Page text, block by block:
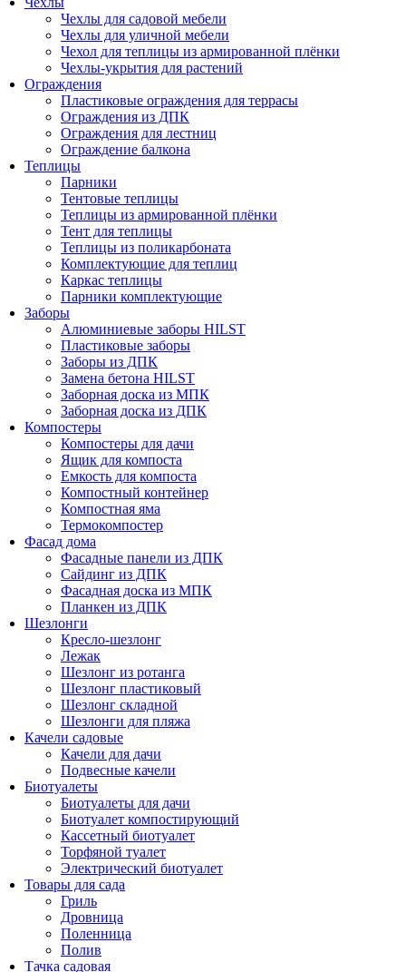
Чехлы для садовой мебели
Чехлы для уличной мебели
Чехол для теплицы из армированной плёнки
Чехлы-укрытия для растений
Ограждения
Пластиковые ограждения для террасы
Ограждения из ДПК
Ограждения для лестниц
Ограждение балкона
Теплицы
Парники
Тентовые теплицы
Теплицы из армированной плёнки
Тент для теплицы
Теплицы из поликарбоната
Комплектующие для теплиц
Каркас теплицы
Парники комплектующие
Заборы
Алюминиевые заборы HILST
Пластиковые заборы
Заборы из ДПК
Замена бетона HILST
Заборная доска из МПК
Заборная доска из ДПК
Компостеры
Компостеры для дачи
Ящик для компоста
Емкость для компоста
Компостный контейнер
Компостная яма
Термокомпостер
Фасад дома
Фасадные панели из ДПК
Сайдинг из ДПК
Фасадная доска из МПК
Планкен из ДПК
Шезлонги
Кресло-шезлонг
Лежак
Шезлонг из ротанга
Шезлонг пластиковый
Шезлонг складной
Шезлонги для пляжа
Качели садовые
Качели для дачи
Подвесные качели
Биотуалеты
Биотуалеты для дачи
Биотуалет компостирующий
Кассетный биотуалет
Торфяной туалет
Электрический биотуалет
Товары для сада
Гриль
Дровница
Поленница
Полив
Тачка садовая